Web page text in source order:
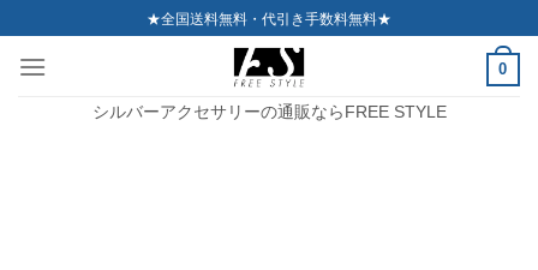
to
content
★全国送料無料・代引き手数料無料★
0
シルバーアクセサリーの通販ならFREE STYLE